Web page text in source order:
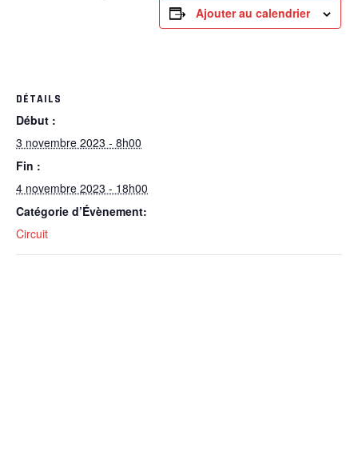
Ajouter au calendrier
DÉTAILS
Début :
3 novembre 2023 - 8h00
Fin :
4 novembre 2023 - 18h00
Catégorie d’Évènement:
Circuit